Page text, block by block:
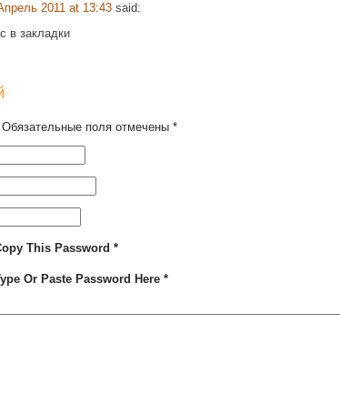
2011 at 13:43 said:
в закладки
поля отмечены *
This Password *
Or Paste Password Here *